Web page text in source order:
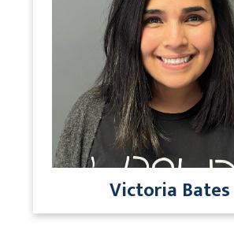
Victoria Bates